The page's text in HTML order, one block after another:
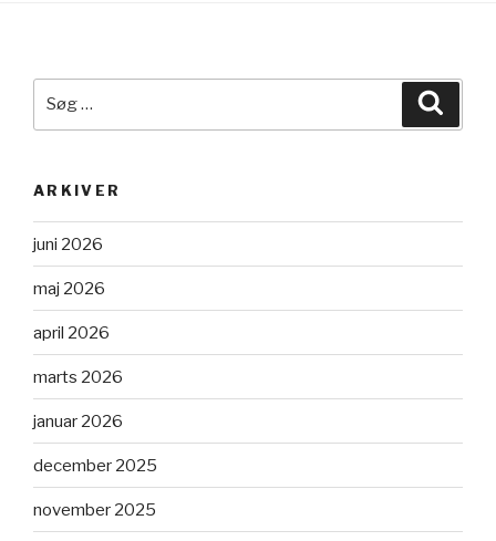
efter:
ARKIVER
juni 2026
maj 2026
april 2026
marts 2026
januar 2026
december 2025
november 2025